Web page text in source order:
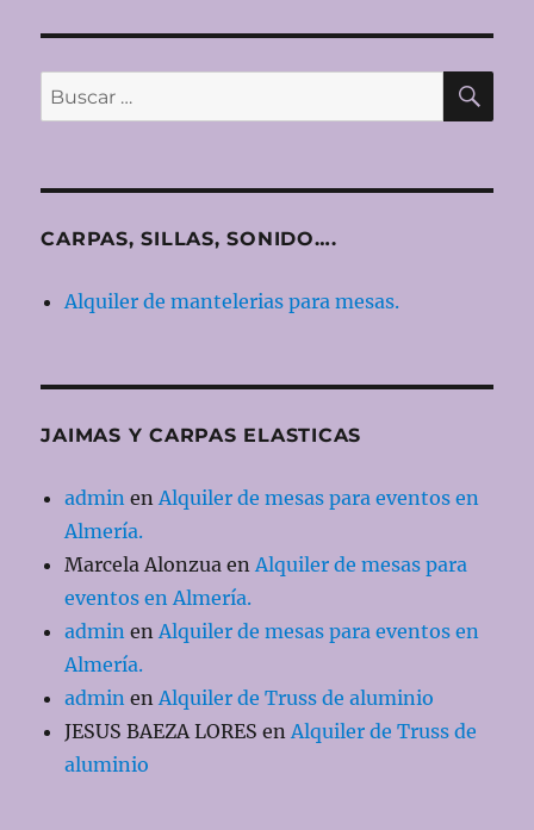
Buscar
por:
CARPAS, SILLAS, SONIDO….
Alquiler de mantelerias para mesas.
JAIMAS Y CARPAS ELASTICAS
admin enAlquiler de mesas para eventos en
Almería.
Marcela Alonzua enAlquiler de mesas para
eventos en Almería.
admin enAlquiler de mesas para eventos en
Almería.
admin enAlquiler de Truss de aluminio
JESUS BAEZA LORES enAlquiler de Truss de
aluminio